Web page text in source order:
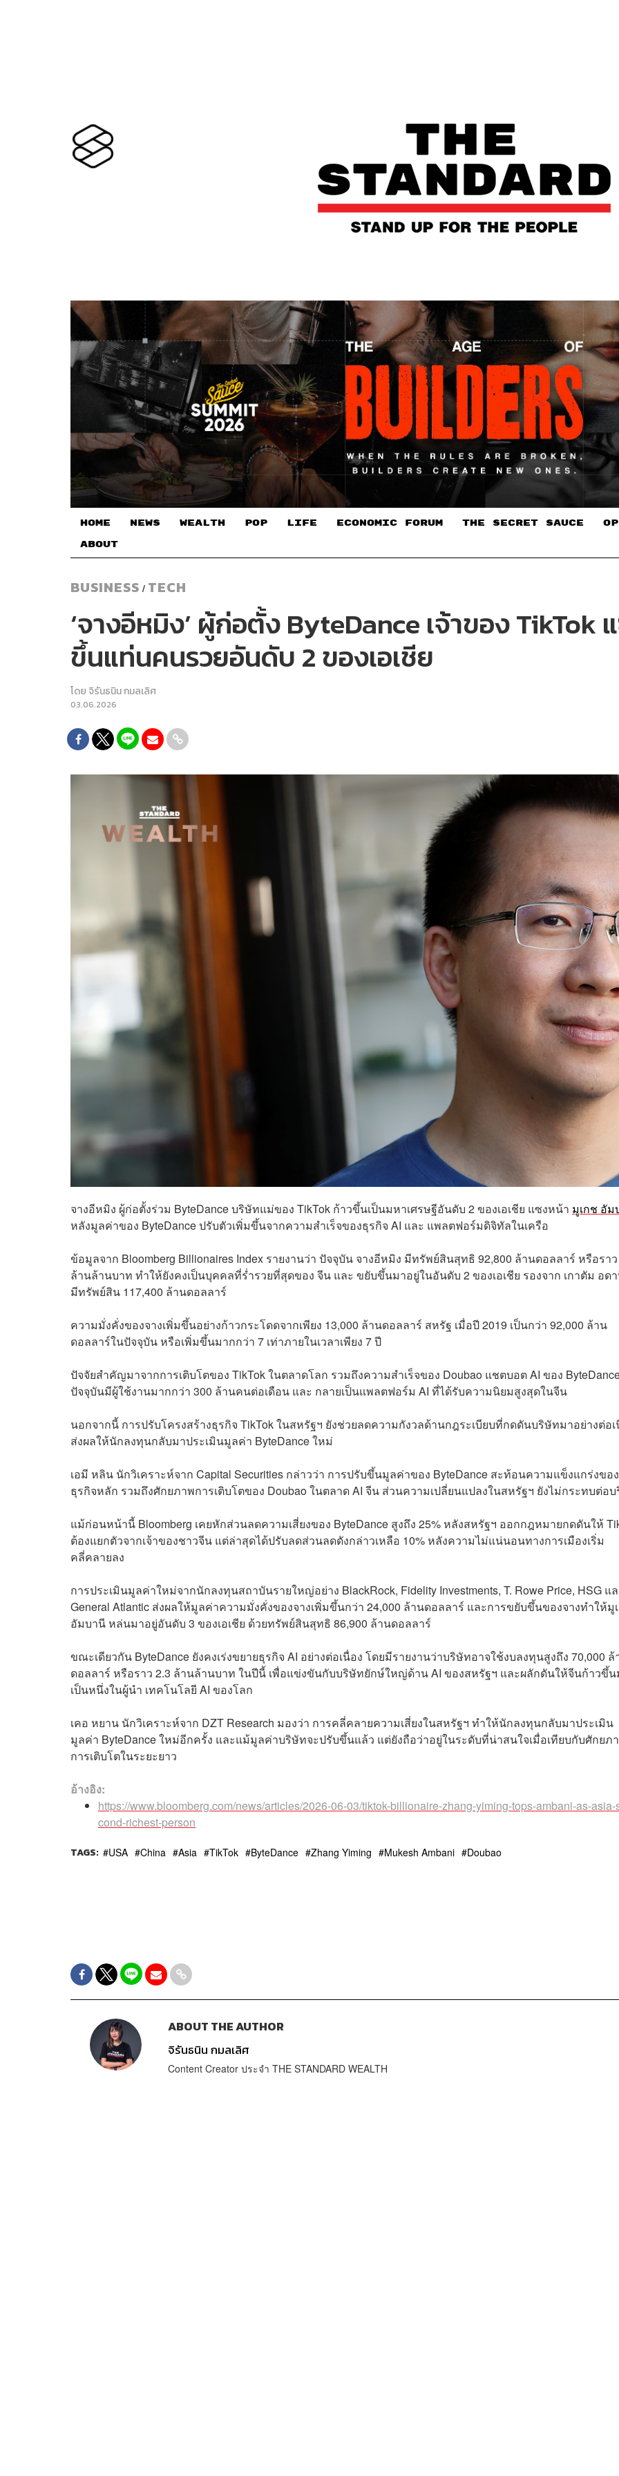
HOME NEWS WEALTH POP LIFE ECONOMIC FORUM THE SECRET SAUCE​
ABOUT
BUSINESS / TECH
‘จางอีหมิง’ ผู้ก่อตั้ง ByteDance เจ้าของ TikTok
ขึ้นแท่นคนรวยอันดับ 2 ของเอเชีย
โดย จิรันธนิน กมลเลิศ
03.06.2026
จางอีหมิง ผู้ก่อตั้งร่วม ByteDance บริษัทแม่ของ TikTok ก้าวขึ้นเป็นมหาเศรษฐีอันดับ 2 ของเอเชีย แซงหน้า มูเกช อัม
หลังมูลค่าของ ByteDance ปรับตัวเพิ่มขึ้นจากความสำเร็จของธุรกิจ AI และ แพลตฟอร์มดิจิทัลในเครือ
ข้อมูลจาก Bloomberg Billionaires Index รายงานว่า ปัจจุบัน จางอีหมิง มีทรัพย์สินสุทธิ 92,800 ล้านดอลลาร์ หรือรา
ล้านล้านบาท ทำให้ยังคงเป็นบุคคลที่ร่ำรวยที่สุดของ จีน และ ขยับขึ้นมาอยู่ในอันดับ 2 ของเอเชีย รองจาก เกาตัม อด
มีทรัพย์สิน 117,400 ล้านดอลลาร์
ความมั่งคั่งของจางเพิ่มขึ้นอย่างก้าวกระโดดจากเพียง 13,000 ล้านดอลลาร์ สหรัฐ เมื่อปี 2019 เป็นกว่า 92,000 ล้าน
ดอลลาร์ในปัจจุบัน หรือเพิ่มขึ้นมากกว่า 7 เท่าภายในเวลาเพียง 7 ปี
ปัจจัยสำคัญมาจากการเติบโตของ TikTok ในตลาดโลก รวมถึงความสำเร็จของ Doubao แชตบอต AI ของ
ปัจจุบันมีผู้ใช้งานมากกว่า 300 ล้านคนต่อเดือน และ กลายเป็นแพลตฟอร์ม AI ที่ได้รับความนิยมสูงสุดในจีน
นอกจากนี้ การปรับโครงสร้างธุรกิจ TikTok ในสหรัฐฯ ยังช่วยลดความกังวลด้านกฎระเบียบที่กดดันบริษัทมาอย่างต่อเ
ส่งผลให้นักลงทุนกลับมาประเมินมูลค่า ByteDance ใหม่
เอมี หลิน นักวิเคราะห์จาก Capital Securities กล่าวว่า การปรับขึ้นมูลค่าของ ByteDance สะท้อนความแข็งแกร่งของ
ธุรกิจหลัก รวมถึงศักยภาพการเติบโตของ Doubao ในตลาด AI จีน ส่วนความเปลี่ยนแปลงในสหรัฐฯ ยังไม่กระทบต่อ
แม้ก่อนหน้านี้ Bloomberg เคยหักส่วนลดความเสี่ยงของ ByteDance สูงถึง 25% หลังสหรัฐฯ ออกกฎหมายกดดันให้
ต้องแยกตัวจากเจ้าของชาวจีน แต่ล่าสุดได้ปรับลดส่วนลดดังกล่าวเหลือ 10% หลังความไม่แน่นอนทางการเมืองเริ่ม
คลี่คลายลง
การประเมินมูลค่าใหม่จากนักลงทุนสถาบันรายใหญ่อย่าง BlackRock, Fidelity Investments, T. Rowe Price, HSG แ
General Atlantic ส่งผลให้มูลค่าความมั่งคั่งของจางเพิ่มขึ้นกว่า 24,000 ล้านดอลลาร์ และการขยับขึ้นของจางทำให้มู
อัมบานี หล่นมาอยู่อันดับ 3 ของเอเชีย ด้วยทรัพย์สินสุทธิ 86,900 ล้านดอลลาร์
ขณะเดียวกัน ByteDance ยังคงเร่งขยายธุรกิจ AI อย่างต่อเนื่อง โดยมีรายงานว่าบริษัทอาจใช้งบลงทุนสูงถึง 70,000 ล้
ดอลลาร์ หรือราว 2.3 ล้านล้านบาท ในปีนี้ เพื่อแข่งขันกับบริษัทยักษ์ใหญ่ด้าน AI ของสหรัฐฯ และผลักดันให้จีนก้าวขึ้
เป็นหนึ่งในผู้นำ เทคโนโลยี AI ของโลก
เคอ หยาน นักวิเคราะห์จาก DZT Research มองว่า การคลี่คลายความเสี่ยงในสหรัฐฯ ทำให้นักลงทุนกลับมาประเมิน
มูลค่า ByteDance ใหม่อีกครั้ง และแม้มูลค่าบริษัทจะปรับขึ้นแล้ว แต่ยังถือว่าอยู่ในระดับที่น่าสนใจเมื่อเทียบกับศักยภ
การเติบโตในระยะยาว
อ้างอิง:
https://www.bloomberg.com/news/articles/2026-06-03/tiktok-billionaire-zhang-yiming-tops-ambani-as-asia-
cond-richest-person
TAGS: USA China Asia TikTok ByteDance Zhang Yiming Mukesh Ambani Doubao
ABOUT THE AUTHOR
จิรันธนิน กมลเลิศ
Content Creator ประจำ THE STANDARD WEALTH